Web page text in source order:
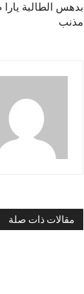
بدهس الطالبة
مذنب
مقالات ذات صلة